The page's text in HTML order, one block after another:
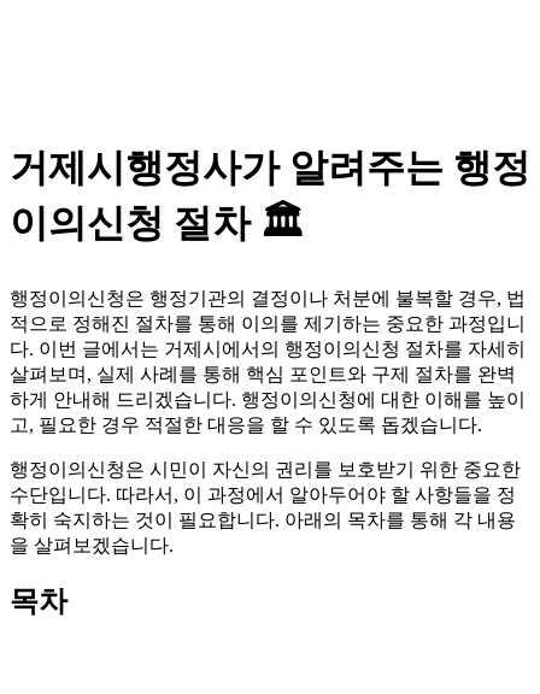
거제시행정사가 알려주는 행정
이의신청 절차 🏛️
행정이의신청은 행정기관의 결정이나 처분에 불복할 경우, 법
적으로 정해진 절차를 통해 이의를 제기하는 중요한 과정입니
다. 이번 글에서는 거제시에서의 행정이의신청 절차를 자세히
살펴보며, 실제 사례를 통해 핵심 포인트와 구제 절차를 완벽
하게 안내해 드리겠습니다. 행정이의신청에 대한 이해를 높이
고, 필요한 경우 적절한 대응을 할 수 있도록 돕겠습니다.
행정이의신청은 시민이 자신의 권리를 보호받기 위한 중요한
수단입니다. 따라서, 이 과정에서 알아두어야 할 사항들을 정
확히 숙지하는 것이 필요합니다. 아래의 목차를 통해 각 내용
을 살펴보겠습니다.
목차